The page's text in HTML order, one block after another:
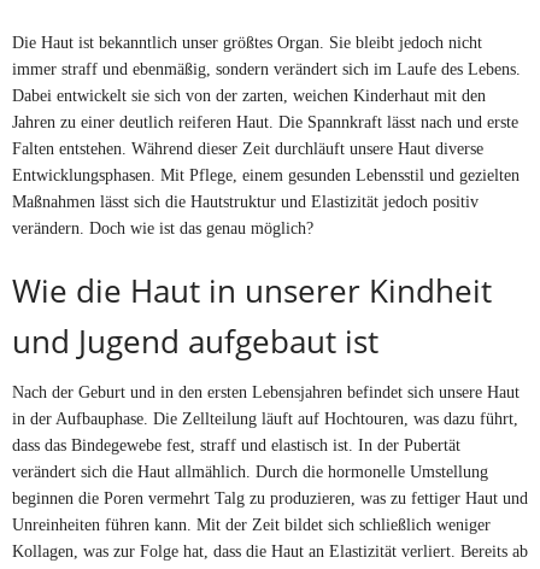
Die Haut ist bekanntlich unser größtes Organ. Sie bleibt jedoch nicht
immer straff und ebenmäßig, sondern verändert sich im Laufe des Lebens.
Dabei entwickelt sie sich von der zarten, weichen Kinderhaut mit den
Jahren zu einer deutlich reiferen Haut. Die Spannkraft lässt nach und erste
Falten entstehen. Während dieser Zeit durchläuft unsere Haut diverse
Entwicklungsphasen. Mit Pflege, einem gesunden Lebensstil und gezielten
Maßnahmen lässt sich die Hautstruktur und Elastizität jedoch positiv
verändern. Doch wie ist das genau möglich?
Wie die Haut in unserer Kindheit
und Jugend aufgebaut ist
Nach der Geburt und in den ersten Lebensjahren befindet sich unsere Haut
in der Aufbauphase. Die Zellteilung läuft auf Hochtouren, was dazu führt,
dass das Bindegewebe fest, straff und elastisch ist. In der Pubertät
verändert sich die Haut allmählich. Durch die hormonelle Umstellung
beginnen die Poren vermehrt Talg zu produzieren, was zu fettiger Haut und
Unreinheiten führen kann. Mit der Zeit bildet sich schließlich weniger
Kollagen, was zur Folge hat, dass die Haut an Elastizität verliert. Bereits ab